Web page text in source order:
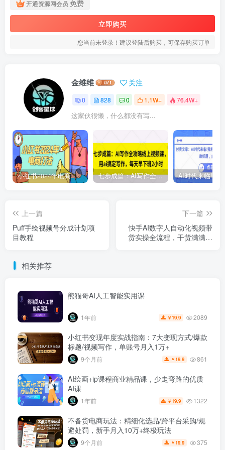
开通资源网会员 免费
立即购买
您当前未登录！建议登陆后购买，可保存购买订单
金维维 关注
0 828 0 1.1W+ 76.4W+
这家伙很懒，什么都没有写...
小红书2024年电商打法，手把手教你如何打爆小红书店铺 七步成篇：AI写作全攻略线上视频课，用ai搞定写作，每天早下班2小时
上一篇
Puff手绘视频号分成计划项
目教程
下一篇
快手AI数字人自动化视频带
货实操全流程，干货满满，
相关推荐
熊猫哥AI人工智能实用课
1年前 ￥ 19.9 2089
小红书变现年度实战指南：7大变现方式/爆款
标题/视频写作，单账号月入1万+
9个月前 ￥ 19.9 861
AI绘画+ip课程商业精品课，少走弯路的优质
AI课
1年前 ￥ 19.9 1322
不备货电商玩法：精细化选品/跨平台采购/规
避处罚，新手月入10万+终极玩法
9个月前 ￥ 19.9 375